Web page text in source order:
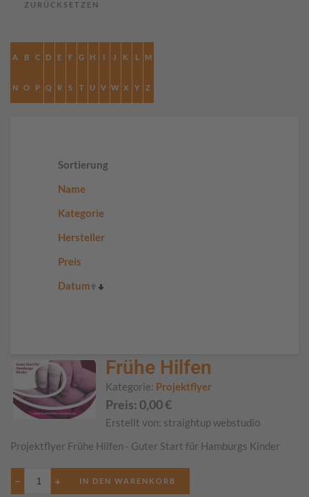
A B C D E F G H I J K L M
N O P Q R S T U V W X Y Z
Sortierung
Name
Kategorie
Hersteller
Preis
Datum
Frühe Hilfen
Kategorie: Projektflyer
Preis: 0,00€
Erstellt von: straightup webstudio
Projektflyer Frühe Hilfen - Guter Start für Hamburgs Kinder
− +